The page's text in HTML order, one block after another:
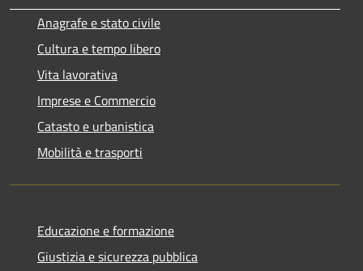
Anagrafe e stato civile
Cultura e tempo libero
Vita lavorativa
Imprese e Commercio
Catasto e urbanistica
Mobilità e trasporti
Educazione e formazione
Giustizia e sicurezza pubblica